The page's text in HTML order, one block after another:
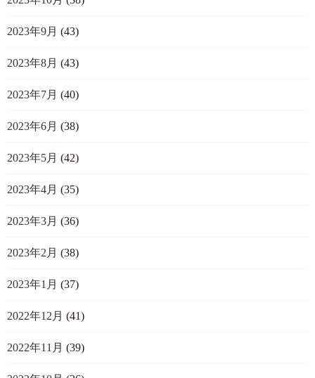
2023年9月 (43)
2023年8月 (43)
2023年7月 (40)
2023年6月 (38)
2023年5月 (42)
2023年4月 (35)
2023年3月 (36)
2023年2月 (38)
2023年1月 (37)
2022年12月 (41)
2022年11月 (39)